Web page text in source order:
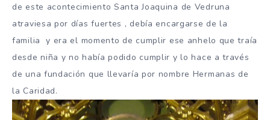
de este acontecimiento Santa Joaquina de Vedruna
atraviesa por días fuertes , debía encargarse de la
familia y era el momento de cumplir ese anhelo que traía
desde niña y no había podido cumplir y lo hace a través
de una fundación que llevaría por nombre Hermanas de
la Caridad.